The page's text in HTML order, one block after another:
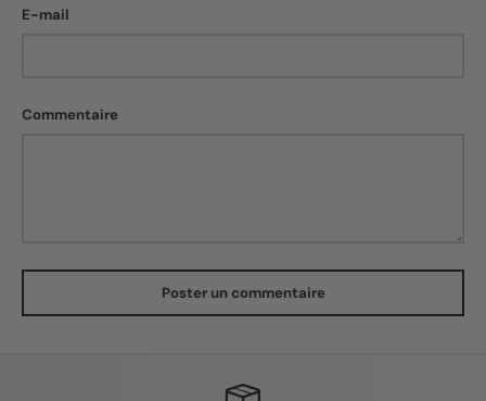
E-mail
Commentaire
Poster un commentaire